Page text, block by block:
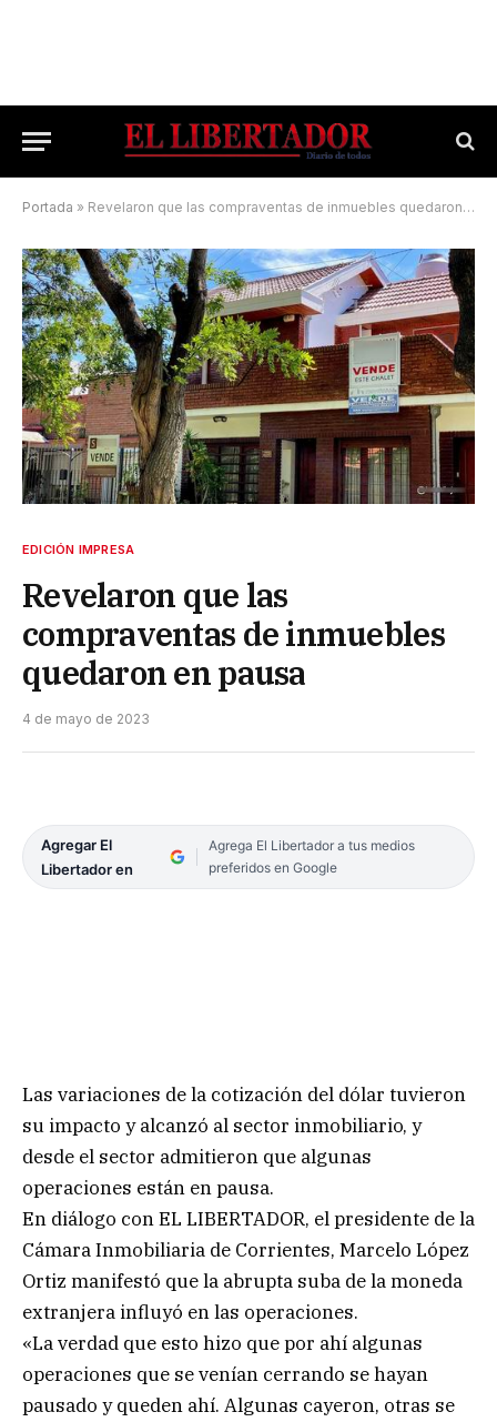
Portada » Revelaron que las compraventas de inmuebles quedaron en pausa
EDICIÓN IMPRESA
Revelaron que las
compraventas de inmuebles
quedaron en pausa
4 de mayo de 2023
Agregar El
Libertador en
Agrega El Libertador a tus medios
preferidos en Google
Las variaciones de la cotización del dólar tuvieron
su impacto y alcanzó al sector inmobiliario, y
desde el sector admitieron que algunas
operaciones están en pausa.
En diálogo con EL LIBERTADOR, el presidente de la
Cámara Inmobiliaria de Corrientes, Marcelo López
Ortiz manifestó que la abrupta suba de la moneda
extranjera influyó en las operaciones.
«La verdad que esto hizo que por ahí algunas
operaciones que se venían cerrando se hayan
pausado y queden ahí. Algunas cayeron, otras se